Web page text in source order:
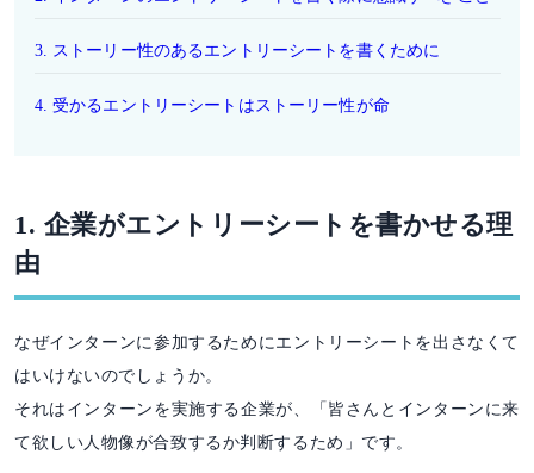
3. ストーリー性のあるエントリーシートを書くために
4. 受かるエントリーシートはストーリー性が命
1. 企業がエントリーシートを書かせる理
由
なぜインターンに参加するためにエントリーシートを出さなくて
はいけないのでしょうか。
それはインターンを実施する企業が、「皆さんとインターンに来
て欲しい人物像が合致するか判断するため」です。